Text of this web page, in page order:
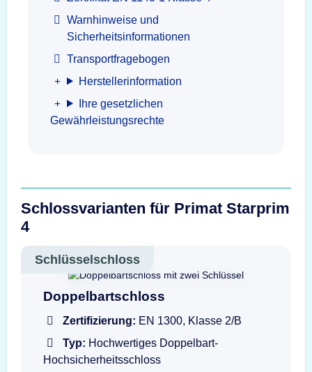
Warnhinweise und
Sicherheitsinformationen
Transportfragebogen
Herstellerinformation
Ihre gesetzlichen
Gewährleistungsrechte
Schlossvarianten für Primat Starprim
4
Schlüsselschloss
Doppelbartschloss mit Schlüssel
Doppelbartschloss
Zertifizierung: EN 1300, Klasse 2/B
Typ: Hochwertiges Doppelbart-
Hochsicherheitsschloss